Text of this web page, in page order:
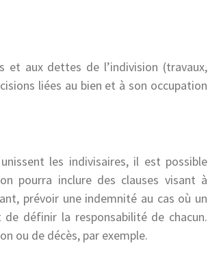
et aux dettes de l’indivision (travaux,
liées au bien et à son occupation
les indivisaires, il est possible
pourra inclure des clauses visant à
prévoir une indemnité au cas où un
définir la responsabilité de chacun.
ou de décès, par exemple.